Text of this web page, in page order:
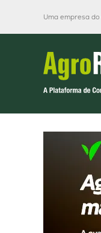
Uma empresa do